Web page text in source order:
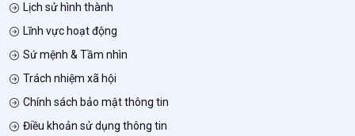
Lịch sử hình thành
Lĩnh vực hoạt động
Sứ mệnh & Tầm nhìn
Trách nhiệm xã hội
Chính sách bảo mật thông tin
Điều khoản sử dụng thông tin